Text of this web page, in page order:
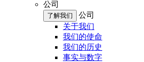
公司
了解我们
公司
关于我们
我们的使命
我们的历史
事实与数字